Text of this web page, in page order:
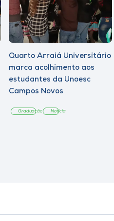
Quarto Arraiá Universitário
marca acolhimento aos
estudantes da Unoesc
Campos Novos
Graduação Notícia